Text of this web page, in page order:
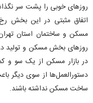
روز‌های خوبی را پشت سر
اتفاق مثبتی در این بخش
مسکن و ساختمان استان
روز‌های بخش مسکن و تولید
در بازار مسکن از یک سو و
دستورالعمل‌ها از سوی دیگر
ساخت مسکن نداشته باشند.